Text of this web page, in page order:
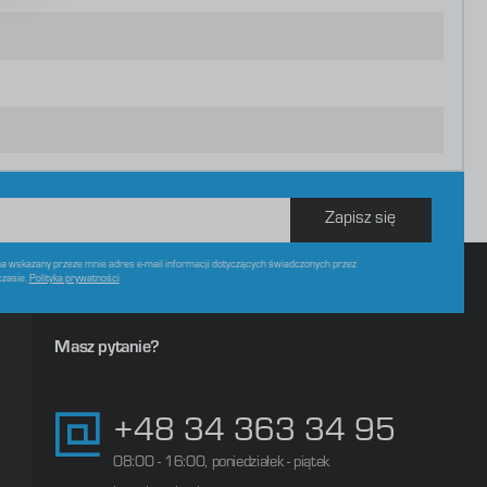
Zapisz się
wskazany przeze mnie adres e-mail informacji dotyczących świadczonych przez
Polityka prywatności
Masz pytanie?
+48 34 363 34 95
08:00 - 16:00, poniedziałek - piątek